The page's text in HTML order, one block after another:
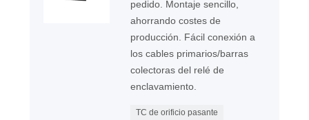
pedido. Montaje sencillo,
ahorrando costes de
producción. Fácil conexión a
los cables primarios/barras
colectoras del relé de
enclavamiento.
TC de orificio pasante